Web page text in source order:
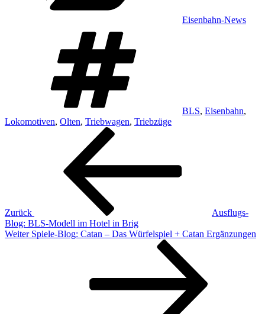
Eisenbahn-News
BLS, Eisenbahn,
Lokomotiven, Olten, Triebwagen, Triebzüge
Beitragsnavigation
Zurück
Ausflugs-
Blog: BLS-Modell im Hotel in Brig
Nächster
Weiter Spiele-Blog: Catan – Das Würfelspiel + Catan Ergänzungen